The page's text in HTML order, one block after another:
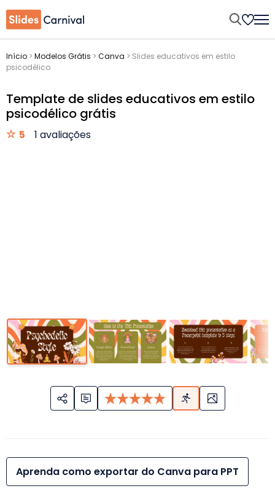
Início > Modelos Grátis > Canva > Slides educativos em estilo
psicodélico
Template de slides educativos em estilo
psicodélico grátis
5 1 avaliações
Aprenda como exportar do Canva para PPT